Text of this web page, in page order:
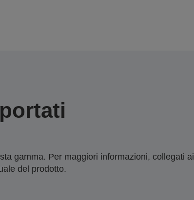
gamma. Per maggiori informazioni, collegati ai
del prodotto.